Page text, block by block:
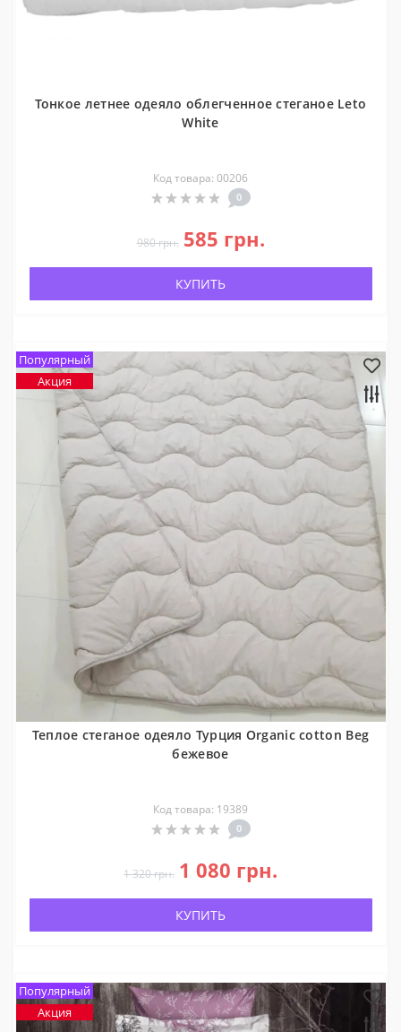
Тонкое летнее одеяло облегченное стеганое Leto
White
Код товара: 00206
0
980 грн. 585 грн.
КУПИТЬ
Популярный
Акция
Теплое стеганое одеяло Турция Organic cotton Beg
бежевое
Код товара: 19389
0
1 320 грн. 1 080 грн.
КУПИТЬ
Популярный
Акция